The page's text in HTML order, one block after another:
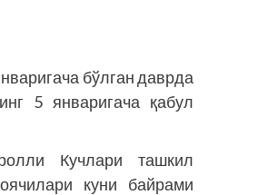
бўлган даврда
5 январигача қабул
Кучлари ташкил
куни байрами